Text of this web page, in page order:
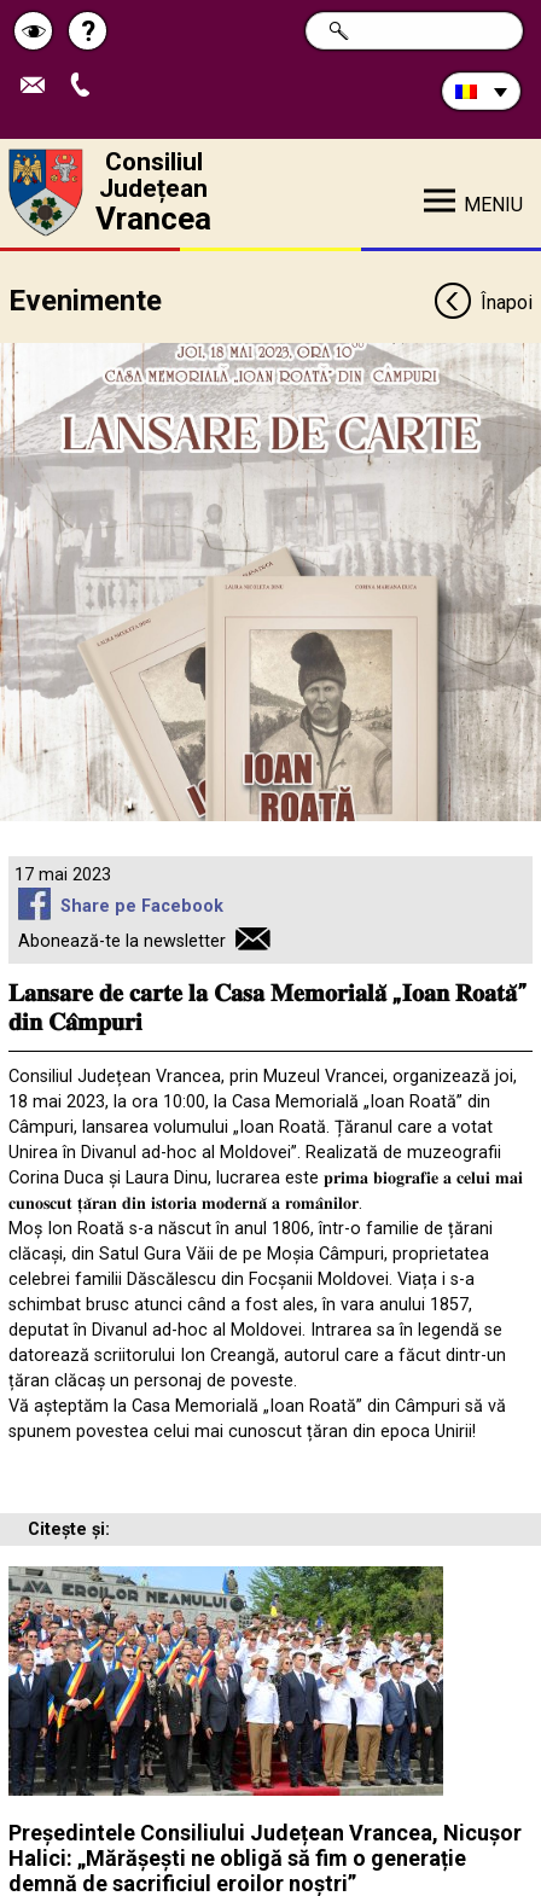
Schimbă
contrastul
Pagina
de
?
Caută
în
CAUTĂ
Consiliul
Județean
Vrancea MENIU
Evenimente Înapoi
17 mai 2023
Share pe Facebook
Abonează-te la newsletter
𝐋𝐚𝐧𝐬𝐚𝐫𝐞 𝐝𝐞 𝐜𝐚𝐫𝐭𝐞 𝐥𝐚 𝐂𝐚𝐬𝐚 𝐌𝐞𝐦𝐨𝐫𝐢𝐚𝐥𝐚̆ „𝐈𝐨𝐚𝐧 𝐑𝐨𝐚𝐭𝐚̆”
𝐝𝐢𝐧 𝐂𝐚̂𝐦𝐩𝐮𝐫𝐢
Consiliul Județean Vrancea, prin Muzeul Vrancei, organizează joi,
18 mai 2023, la ora 10:00, la Casa Memorială „Ioan Roată” din
Câmpuri, lansarea volumului „Ioan Roată. Țăranul care a votat
Unirea în Divanul ad-hoc al Moldovei”. Realizată de muzeografii
Corina Duca și Laura Dinu, lucrarea este 𝐩𝐫𝐢𝐦𝐚 𝐛𝐢𝐨𝐠𝐫𝐚𝐟𝐢𝐞 𝐚 𝐜𝐞𝐥𝐮𝐢 𝐦𝐚𝐢
𝐜𝐮𝐧𝐨𝐬𝐜𝐮𝐭 𝐭̦𝐚̆𝐫𝐚𝐧 𝐝𝐢𝐧 𝐢𝐬𝐭𝐨𝐫𝐢𝐚 𝐦𝐨𝐝𝐞𝐫𝐧𝐚̆ 𝐚 𝐫𝐨𝐦𝐚̂𝐧𝐢𝐥𝐨𝐫.
Moș Ion Roată s-a născut în anul 1806, într-o familie de țărani
clăcași, din Satul Gura Văii de pe Moșia Câmpuri, proprietatea
celebrei familii Dăscălescu din Focșanii Moldovei. Viața i s-a
schimbat brusc atunci când a fost ales, în vara anului 1857,
deputat în Divanul ad-hoc al Moldovei. Intrarea sa în legendă se
datorează scriitorului Ion Creangă, autorul care a făcut dintr-un
țăran clăcaș un personaj de poveste.
Vă așteptăm la Casa Memorială „Ioan Roată” din Câmpuri să vă
spunem povestea celui mai cunoscut țăran din epoca Unirii!
Citește și:
Președintele Consiliului Județean Vrancea, Nicușor
Halici: „Mărășești ne obligă să fim o generație
demnă de sacrificiul eroilor noștri”